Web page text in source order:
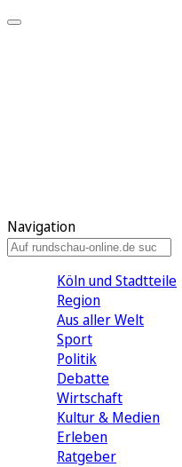
Navigation
Köln und Stadtteile
Region
Aus aller Welt
Sport
Politik
Debatte
Wirtschaft
Kultur & Medien
Erleben
Ratgeber